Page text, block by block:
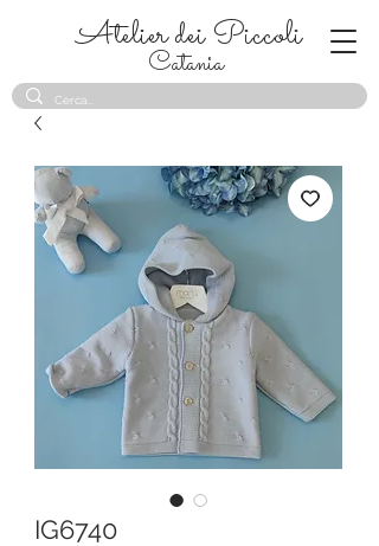
Atelier dei Piccoli
Catania
IG6740